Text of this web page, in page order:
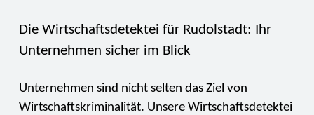
Die Wirtschaftsdetektei für Rudolstadt: Ihr
Unternehmen sicher im Blick
Unternehmen sind nicht selten das Ziel von
Wirtschaftskriminalität. Unsere Wirtschaftsdetektei